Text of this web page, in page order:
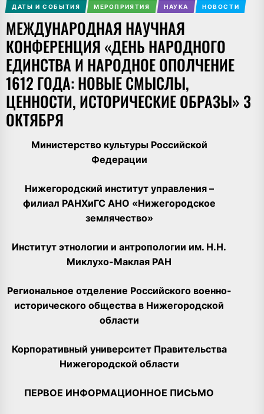
ДАТЫ И СОБЫТИЯ МЕРОПРИЯТИЯ НАУКА НОВОСТИ
МЕЖДУНАРОДНАЯ НАУЧНАЯ
КОНФЕРЕНЦИЯ «ДЕНЬ НАРОДНОГО
ЕДИНСТВА И НАРОДНОЕ ОПОЛЧЕНИЕ
1612 ГОДА: НОВЫЕ СМЫСЛЫ,
ЦЕННОСТИ, ИСТОРИЧЕСКИЕ ОБРАЗЫ» 3
ОКТЯБРЯ
Министерство культуры Российской
Федерации
Нижегородский институт управления –
филиал РАНХиГС АНО «Нижегородское
землячество»
Институт этнологии и антропологии им. Н.Н.
Миклухо-Маклая РАН
Региональное отделение Российского военно-
исторического общества в Нижегородской
области
Корпоративный университет Правительства
Нижегородской области
ПЕРВОЕ ИНФОРМАЦИОННОЕ ПИСЬМО